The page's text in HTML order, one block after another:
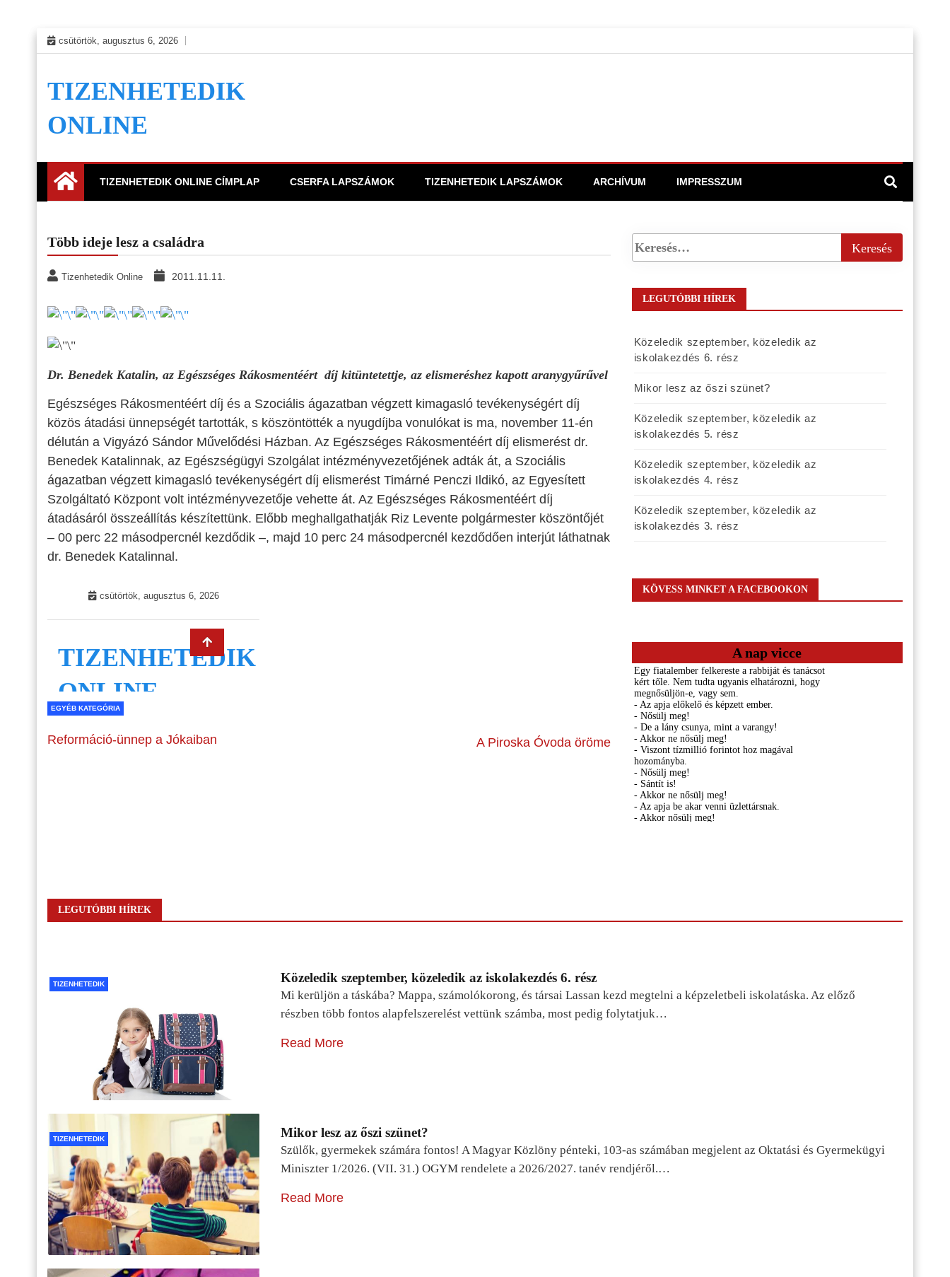
Skip
to
csütörtök, augusztus 6, 2026
TIZENHETEDIK
ONLINE
TIZENHETEDIK ONLINE CÍMPLAP CSERFA LAPSZÁMOK TIZENHETEDIK LAPSZÁMOK ARCHÍVUM IMPRESSZUM
Több ideje lesz a családra
Tizenhetedik Online 2011.11.11.
Dr. Benedek Katalin, az Egészséges Rákosmentéért díj kitüntetettje, az elismeréshez kapott aranygyűrűvel
Egészséges Rákosmentéért díj és a Szociális ágazatban végzett kimagasló tevékenységért díj
közös átadási ünnepségét tartották, s köszöntötték a nyugdíjba vonulókat is ma, november 11-én
délután a Vigyázó Sándor Művelődési Házban. Az Egészséges Rákosmentéért díj elismerést dr.
Benedek Katalinnak, az Egészségügyi Szolgálat intézményvezetőjének adták át, a Szociális
ágazatban végzett kimagasló tevékenységért díj elismerést Timárné Penczi Ildikó, az Egyesített
Szolgáltató Központ volt intézményvezetője vehette át. Az Egészséges Rákosmentéért díj
átadásáról összeállítás készítettünk. Előbb meghallgathatják Riz Levente polgármester köszöntőjét
– 00 perc 22 másodpercnél kezdődik –, majd 10 perc 24 másodpercnél kezdődően interjút láthatnak
dr. Benedek Katalinnal.
EGYÉB KATEGÓRIA
Reformáció-ünnep a Jókaiban A Piroska Óvoda öröme
LEGUTÓBBI HÍREK
Közeledik szeptember, közeledik az
iskolakezdés 6. rész
Mikor lesz az őszi szünet?
Közeledik szeptember, közeledik az
iskolakezdés 5. rész
Közeledik szeptember, közeledik az
iskolakezdés 4. rész
Közeledik szeptember, közeledik az
iskolakezdés 3. rész
KÖVESS MINKET A FACEBOOKON
A nap vicce
LEGUTÓBBI HÍREK
TIZENHETEDIK Közeledik szeptember, közeledik az iskolakezdés 6. rész
Mi kerüljön a táskába? Mappa, számolókorong, és társai Lassan kezd megtelni a képzeletbeli iskolatáska. Az előző
részben több fontos alapfelszerelést vettünk számba, most pedig folytatjuk…
Read More
TIZENHETEDIK Mikor lesz az őszi szünet?
Szülők, gyermekek számára fontos! A Magyar Közlöny pénteki, 103-as számában megjelent az Oktatási és Gyermekügyi
Miniszter 1/2026. (VII. 31.) OGYM rendelete a 2026/2027. tanév rendjéről.…
Read More